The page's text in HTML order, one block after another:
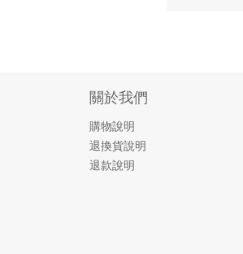
關於我們
購物說明
退換貨說明
退款說明